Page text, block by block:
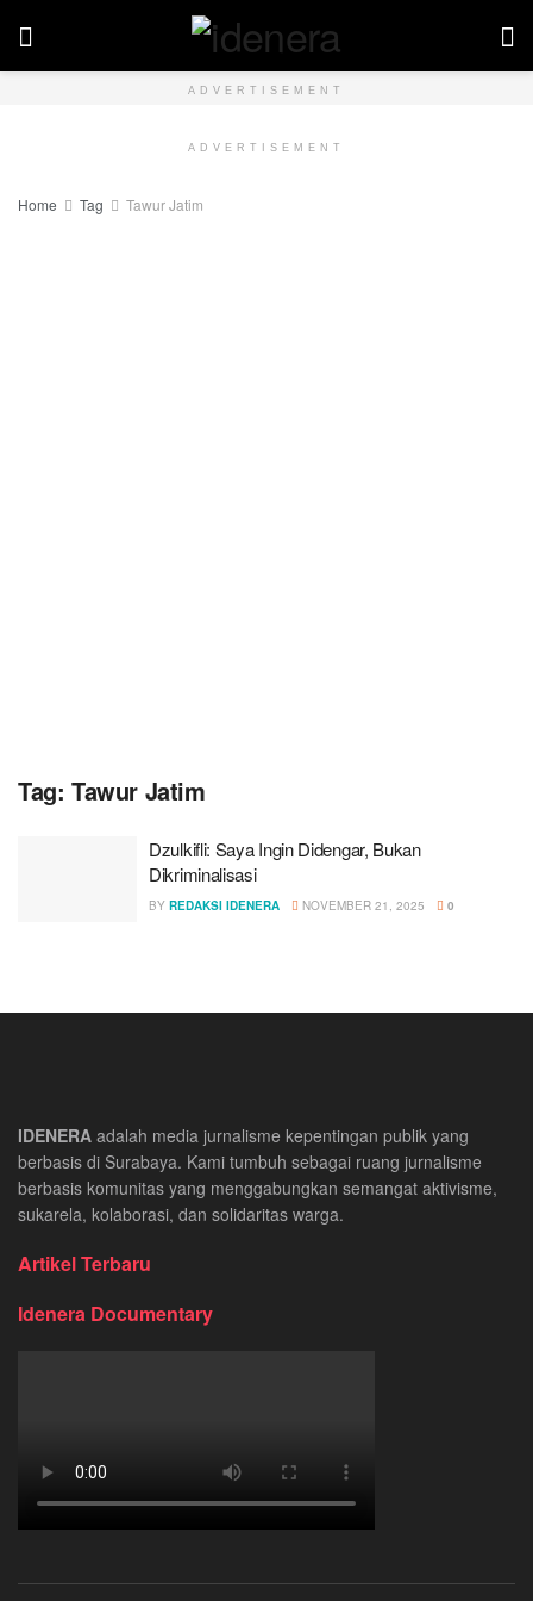
ADVERTISEMENT
ADVERTISEMENT
Home Tag Tawur Jatim
Tag: Tawur Jatim
Dzulkifli: Saya Ingin Didengar, Bukan
Dikriminalisasi
BY REDAKSI IDENERA NOVEMBER 21, 2025 0
IDENERA adalah media jurnalisme kepentingan publik yang
berbasis di Surabaya. Kami tumbuh sebagai ruang jurnalisme
berbasis komunitas yang menggabungkan semangat aktivisme,
sukarela, kolaborasi, dan solidaritas warga.
Artikel Terbaru
Idenera Documentary